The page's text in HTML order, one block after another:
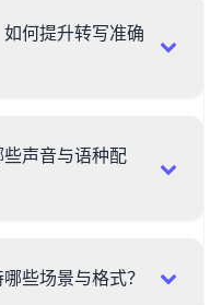
何提升转写准确
声音与语种配
些场景与格式？